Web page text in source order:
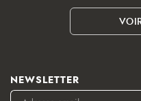
NEWSLETTER